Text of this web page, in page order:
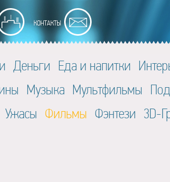
Деньги Еда и напитки
Музыка Мультфильмы
Ужасы Фильмы Фэнтези 3D-